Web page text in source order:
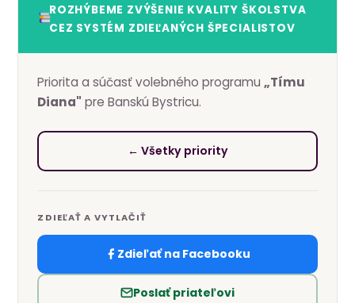
ROZHÝBEME ZVÝŠENIE KVALITY ŠKOLSTVA
CEZ SYSTÉM ZDIEĽANÝCH ŠPECIALISTOV
Priorita a súčasť volebného programu „Tímu
Diana" pre Banskú Bystricu.
← Všetky priority
ZDIEĽAŤ A VYTLAČIŤ
Zdieľať na Facebooku
Poslať priateľovi